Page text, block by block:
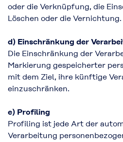
oder die Verknüpfung, die
Löschen oder die Vernichtung.
d) Einschränkung der
Die Einschränkung der
Markierung gespeicherter
mit dem Ziel, ihre künftige
einzuschränken.
e) Profiling
Profiling ist jede Art der
Verarbeitung